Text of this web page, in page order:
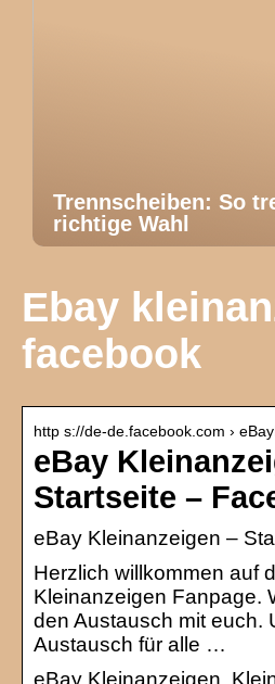
Trennscheiben: So
richtige Wahl
Ebay
facebook
http s://de-de.facebook.com ›
eBay
Startseite –
eBay Kleinanzeigen –
Herzlich willkommen auf
Kleinanzeigen Fanpage.
den Austausch mit euch.
Austausch für alle …
eBay Kleinanzeigen,